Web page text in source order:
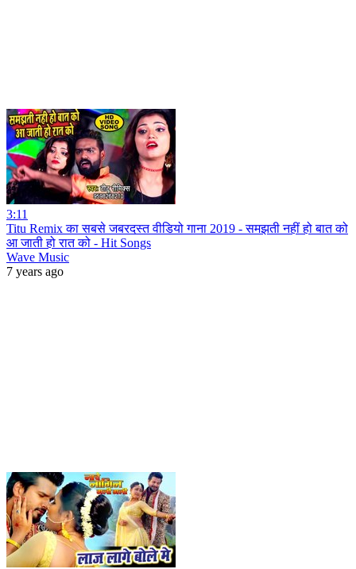
3:11
Titu Remix का सबसे जबरदस्त वीडियो गाना 2019 - समझती नहीं हो बात को
आ जाती हो रात को - Hit Songs
Wave Music
7 years ago